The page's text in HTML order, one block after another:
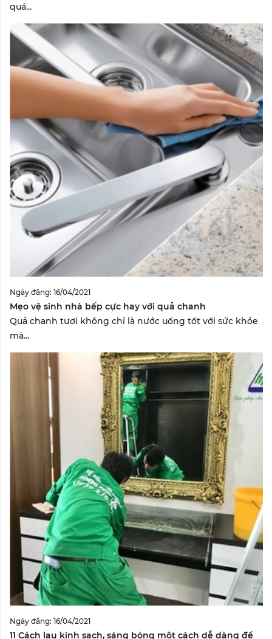
quá...
Ngày đăng: 16/04/2021
Mẹo vệ sinh nhà bếp cực hay với quả chanh
Quả chanh tươi không chỉ là nước uống tốt với sức khỏe
mà...
Ngày đăng: 16/04/2021
11 Cách lau kính sạch, sáng bóng một cách dễ dàng để